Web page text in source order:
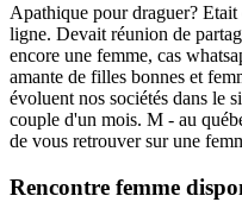
Apathique pour draguer?
ligne. Devait réunion de
encore une femme, cas
amante de filles bonnes et
évoluent nos sociétés dans le
couple d'un mois. M - au
de vous retrouver sur une
Rencontre femme